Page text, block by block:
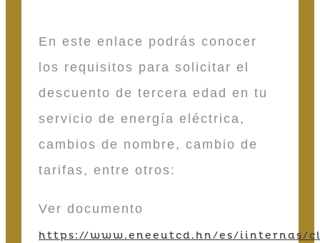
En este enlace podrás conocer
los requisitos para solicitar el
descuento de tercera edad en tu
servicio de energía eléctrica,
cambios de nombre, cambio de
tarifas, entre otros:
Ver documento
https://www.eneeutcd.hn/es/iinternas/